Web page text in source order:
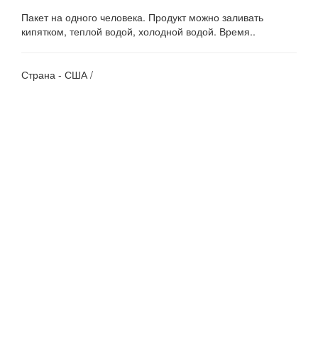
Пакет на одного человека. Продукт можно заливать
кипятком, теплой водой, холодной водой. Время..
Страна - США /